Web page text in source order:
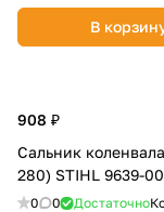
В
908 ₽
Сальник
280) STIHL 9639-
0 0 Достаточно
недели